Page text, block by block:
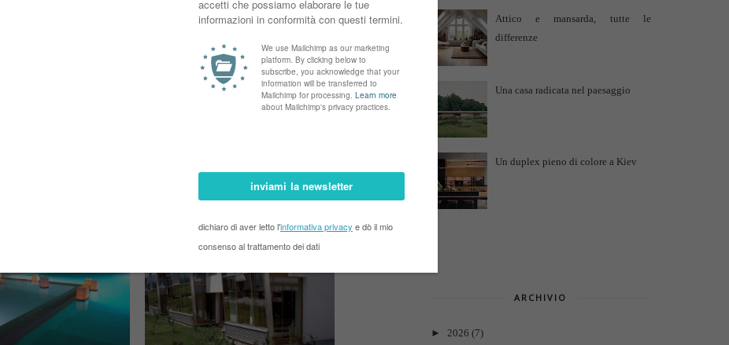
Next Posts →
Attico e mansarda, tutte le
differenze
Una casa radicata nel paesaggio
Un duplex pieno di colore a Kiev
ARCHIVIO
► 2026 (7)